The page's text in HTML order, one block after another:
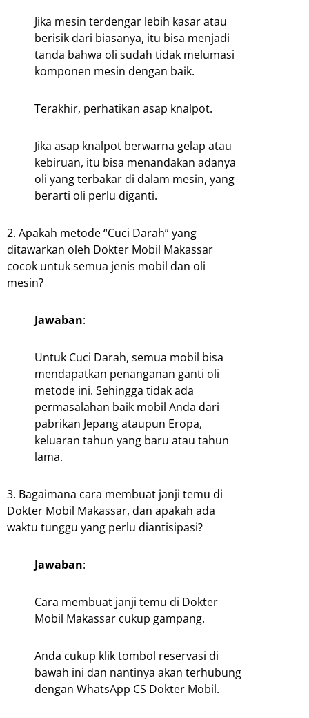
Jika mesin terdengar lebih kasar atau
berisik dari biasanya, itu bisa menjadi
tanda bahwa oli sudah tidak melumasi
komponen mesin dengan baik.
Terakhir, perhatikan asap knalpot.
Jika asap knalpot berwarna gelap atau
kebiruan, itu bisa menandakan adanya
oli yang terbakar di dalam mesin, yang
berarti oli perlu diganti.
2. Apakah metode “Cuci Darah” yang
ditawarkan oleh Dokter Mobil Makassar
cocok untuk semua jenis mobil dan oli
mesin?
Jawaban:
Untuk Cuci Darah, semua mobil bisa
mendapatkan penanganan ganti oli
metode ini. Sehingga tidak ada
permasalahan baik mobil Anda dari
pabrikan Jepang ataupun Eropa,
keluaran tahun yang baru atau tahun
lama.
3. Bagaimana cara membuat janji temu di
Dokter Mobil Makassar, dan apakah ada
waktu tunggu yang perlu diantisipasi?
Jawaban:
Cara membuat janji temu di Dokter
Mobil Makassar cukup gampang.
Anda cukup klik tombol reservasi di
bawah ini dan nantinya akan terhubung
dengan WhatsApp CS Dokter Mobil.